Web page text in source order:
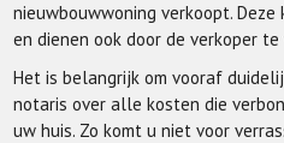
nieuwbouwwoning verkoopt.
en dienen ook door de verkoper
Het is belangrijk om vooraf
notaris over alle kosten die
uw huis. Zo komt u niet voor